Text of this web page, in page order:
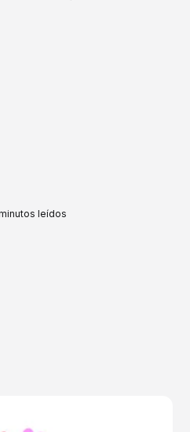
leídos